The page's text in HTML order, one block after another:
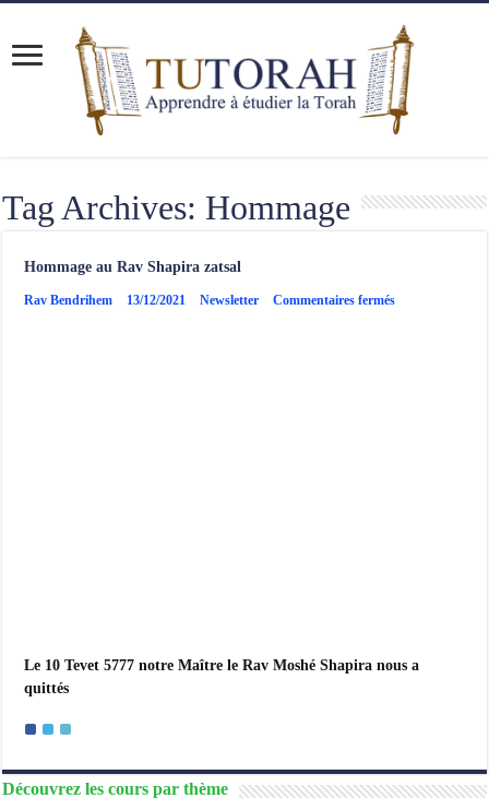
Tag Archives: Hommage
Hommage au Rav Shapira zatsal
Rav Bendrihem 13/12/2021 Newsletter Commentaires ferméssur
Le 10 Tevet 5777 notre Maître le Rav Moshé Shapira nous a
quittés
Découvrez les cours par thème